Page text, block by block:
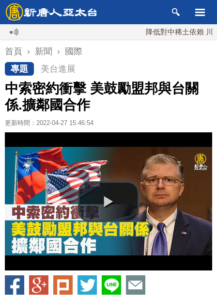
降低對中稀土依賴 川普宣
首頁 › 新聞 ›
國際
專題
美台進展
中索密約衝擊 美鼓勵盟邦與台關
係.擴鄰國合作
更新時間：2022-04-27 15:46:54